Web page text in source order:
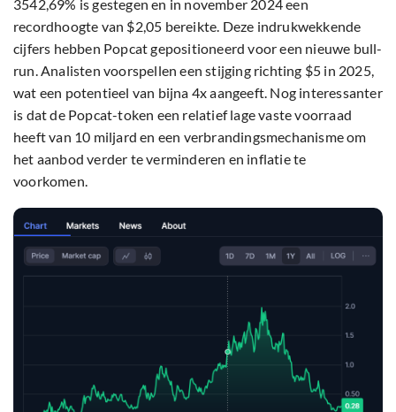
3542,69% is gestegen en in november 2024 een
recordhoogte van $2,05 bereikte. Deze indrukwekkende
cijfers hebben Popcat gepositioneerd voor een nieuwe bull-
run. Analisten voorspellen een stijging richting $5 in 2025,
wat een potentieel van bijna 4x aangeeft. Nog interessanter
is dat de Popcat-token een relatief lage vaste voorraad
heeft van 10 miljard en een verbrandingsmechanisme om
het aanbod verder te verminderen en inflatie te
voorkomen.